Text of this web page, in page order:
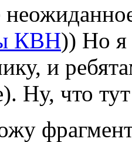
КВН)) Но я
и
Ну, что